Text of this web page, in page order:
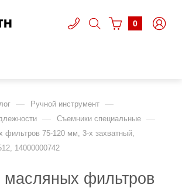
0
— Ручной инструмент —
— Съемники специальные —
фильтров 75-120 мм, 3-х захватный,
14000000742
фильтров